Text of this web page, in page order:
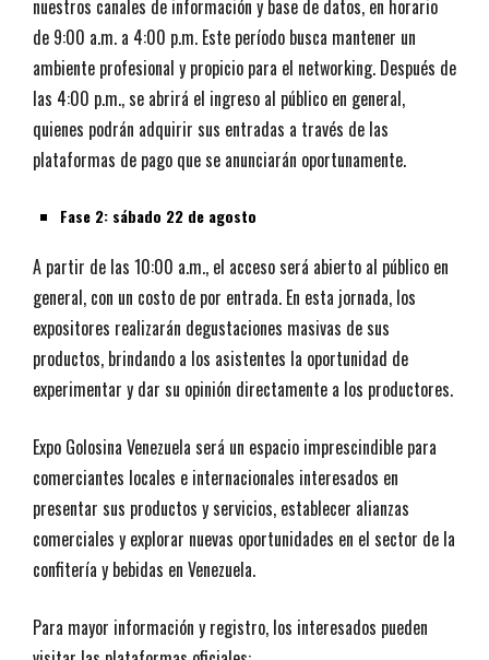
nuestros canales de información y base de datos, en horario
de 9:00 a.m. a 4:00 p.m. Este período busca mantener un
ambiente profesional y propicio para el networking. Después de
las 4:00 p.m., se abrirá el ingreso al público en general,
quienes podrán adquirir sus entradas a través de las
plataformas de pago que se anunciarán oportunamente.
Fase 2: sábado 22 de agosto
A partir de las 10:00 a.m., el acceso será abierto al público en
general, con un costo de por entrada. En esta jornada, los
expositores realizarán degustaciones masivas de sus
productos, brindando a los asistentes la oportunidad de
experimentar y dar su opinión directamente a los productores.
Expo Golosina Venezuela será un espacio imprescindible para
comerciantes locales e internacionales interesados en
presentar sus productos y servicios, establecer alianzas
comerciales y explorar nuevas oportunidades en el sector de la
confitería y bebidas en Venezuela.
Para mayor información y registro, los interesados pueden